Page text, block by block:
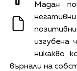
Мадан
изгубена
никакво
върнали на